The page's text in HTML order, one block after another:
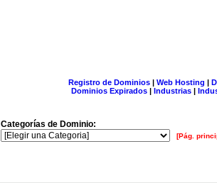
Registro de Dominios| Web Hosting |
Dominios Expirados | Industrias |
Categorías de Dominio:
[Pág.